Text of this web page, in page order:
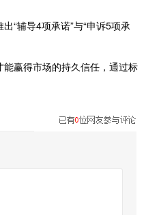
“辅导4项承诺”与“申诉5项承
赢得市场的持久信任，通过标